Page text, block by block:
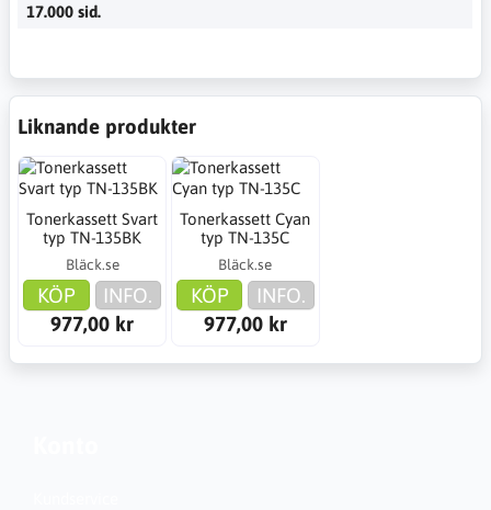
17.000 sid.
Liknande produkter
Tonerkassett Svart
typ TN-135BK
Bläck.se
KÖP
INFO.
977,00 kr
Tonerkassett Cyan
typ TN-135C
Bläck.se
KÖP
INFO.
977,00 kr